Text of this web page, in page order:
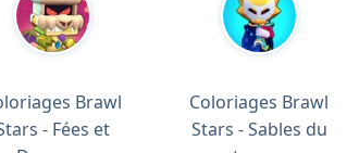
Brawl
- Fées et
Coloriages Brawl
Stars - Sables du